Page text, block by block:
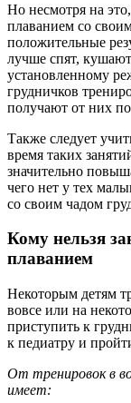
Но несмотря на
плаванием со
положительные
лучше спят,
установленному
грудничков
получают от них
Также следует
время таких
значительно
чего нет у тех
со своим чадом
Кому нельзя
плаванием
Некоторым детям
вовсе или на
приступить к
к педиатру и
От тренировок в
имеет: